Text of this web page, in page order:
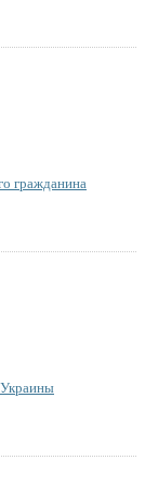
гражданина
Украины